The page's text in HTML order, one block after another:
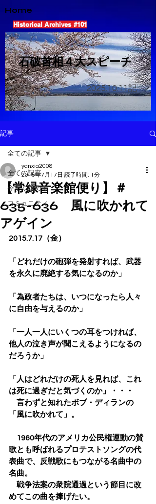
Home
Historical Archives #101
​石破首相４大スピーチ
2025.10.11記
記事
全ての記事
今すぐ始める
コミュニティ
全ての記事
【常緑音楽館便り】＃
635-636 風に吹かれて
アゲイン
yanxia2008
2015年7月17日 読了時間: 1分
2015.7.17（金）
「どれだけの砲弾を発射すれば、武器
を永久に廃絶する気になるのか」
「為政者たちは、いつになったら人々
に自由を与えるのか」
「一人一人にいくつの耳をつければ、
他人の泣き声が聞こえるようになるの
だろうか」
「人はどれだけの死人を見れば、これ
は死に過ぎだと気づくのか」・・・
言わずと知れたボブ・ディランの
「風に吹かれて」。
1960年代のアメリカ公民権運動の賛
歌とも呼ばれるプロテストソングの代
表曲で、反戦歌にもつながる名曲中の
名曲。
戦争法案の衆院通過という節目に改
めてこの曲を捧げたい。